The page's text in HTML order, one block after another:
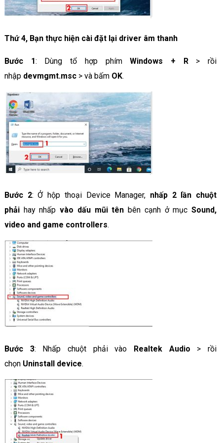
Thứ 4, Bạn thực hiện cài đặt lại driver âm thanh
Bước 1: Dùng tổ hợp phímWindows + R> rồi
nhập devmgmt.msc> và bấm OK.
Bước 2: Ở hộp thoại Device Manager, nhấp 2 lần chuột
phảihay nhấp vào dấu mũi tên bên cạnh ở mụcSound,
video and game controllers.
Bước 3: Nhấp chuột phải vào Realtek Audio > rồi
chọn Uninstall device.